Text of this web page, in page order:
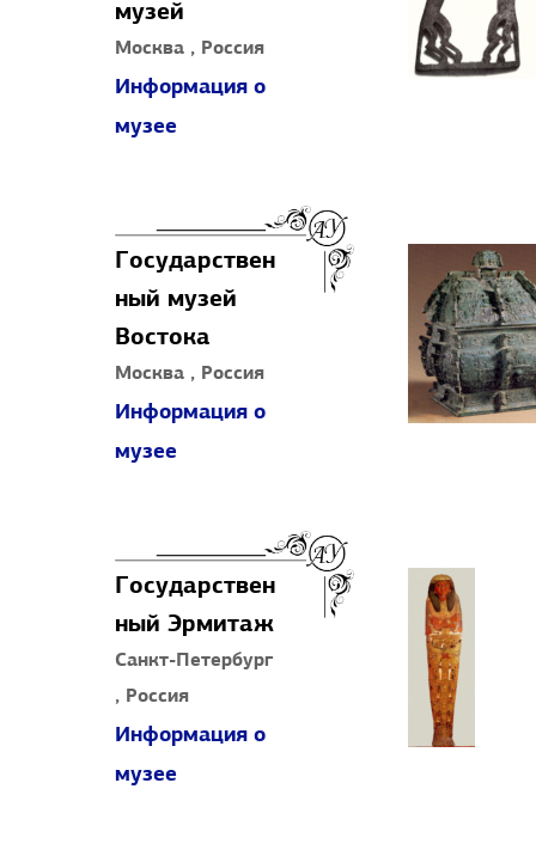
музей
Москва , Россия
Информация о
музее
Государствен
ный музей
Востока
Москва , Россия
Информация о
музее
Государствен
ный Эрмитаж
Санкт-Петербург
, Россия
Информация о
музее